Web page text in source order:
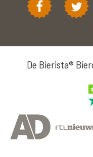
De Bierista®